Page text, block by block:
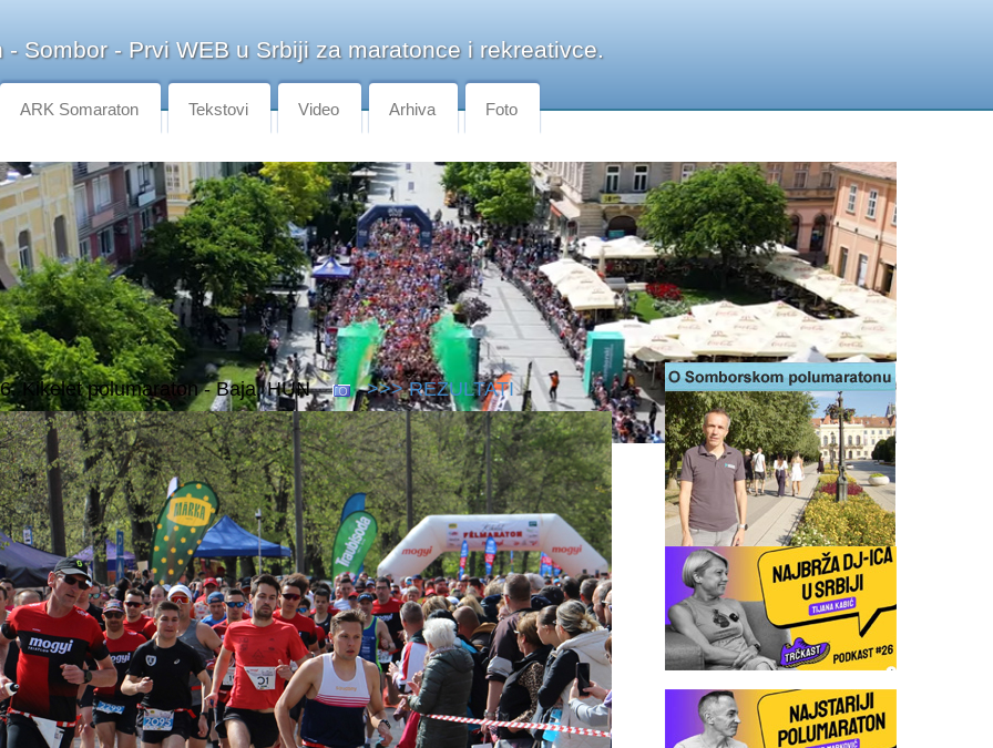
- Sombor - Prvi WEB u Srbiji za maratonce i rekreativce.
ARK Somaraton Tekstovi Video Arhiva Foto
Kikelet polumaraton - Baja, HUN >>> REZULTATI